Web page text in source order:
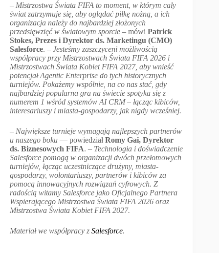
– Mistrzostwa Świata FIFA to moment, w którym cały
świat zatrzymuje się, aby oglądać piłkę nożną, a ich
organizacja należy do najbardziej złożonych
przedsięwzięć w światowym sporcie – mówi Patrick
Stokes, Prezes i Dyrektor ds. Marketingu (CMO)
Salesforce. – Jesteśmy zaszczyceni możliwością
współpracy przy Mistrzostwach Świata FIFA 2026 i
Mistrzostwach Świata Kobiet FIFA 2027, aby wnieść
potencjał Agentic Enterprise do tych historycznych
turniejów. Pokażemy wspólnie, na co nas stać, gdy
najbardziej popularna gra na świecie spotyka się z
numerem 1 wśród systemów AI CRM – łącząc kibiców,
interesariuszy i miasta-gospodarzy, jak nigdy wcześniej.
– Największe turnieje wymagają najlepszych partnerów
u naszego boku — powiedziałRomy Gai, Dyrektor
ds. Biznesowych FIFA. – Technologia i doświadczenie
Salesforce pomogą w organizacji dwóch przełomowych
turniejów, łącząc uczestniczące drużyny, miasta-
gospodarzy, wolontariuszy, partnerów i kibiców za
pomocą innowacyjnych rozwiązań cyfrowych. Z
radością witamy Salesforce jako Oficjalnego Partnera
Wspierającego Mistrzostwa Świata FIFA 2026 oraz
Mistrzostwa Świata Kobiet FIFA 2027.
Materiał we współpracy z Salesforce.